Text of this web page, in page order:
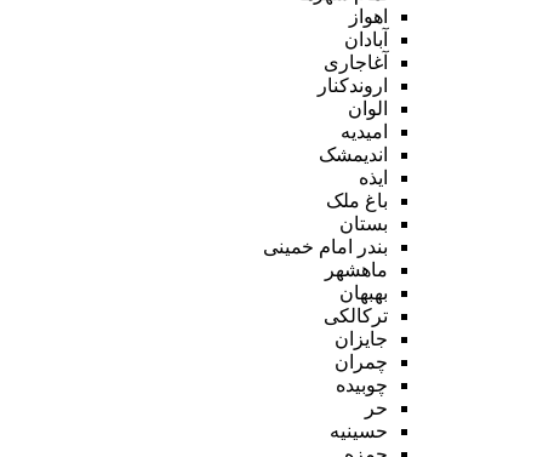
اهواز
آبادان
آغاجاری
اروندکنار
الوان
امیدیه
اندیمشک
ایذه
باغ ملک
بستان
بندر امام خمینی
ماهشهر
بهبهان
ترکالکی
جایزان
چمران
چوبیده
حر
حسینیه